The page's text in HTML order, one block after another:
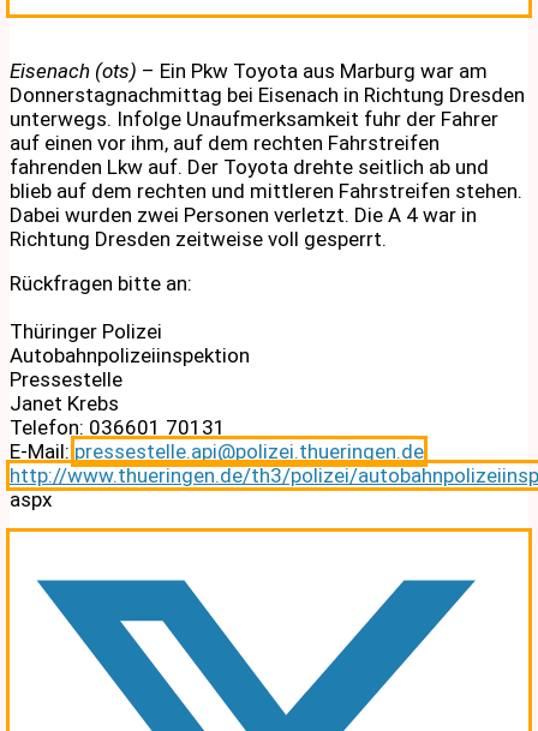
Eisenach (ots) – Ein Pkw Toyota aus Marburg war am
Donnerstagnachmittag bei Eisenach in Richtung Dresden
unterwegs. Infolge Unaufmerksamkeit fuhr der Fahrer
auf einen vor ihm, auf dem rechten Fahrstreifen
fahrenden Lkw auf. Der Toyota drehte seitlich ab und
blieb auf dem rechten und mittleren Fahrstreifen stehen.
Dabei wurden zwei Personen verletzt. Die A 4 war in
Richtung Dresden zeitweise voll gesperrt.
Rückfragen bitte an:
Thüringer Polizei
Autobahnpolizeiinspektion
Pressestelle
Janet Krebs
Telefon: 036601 70131
E-Mail: pressestelle.api@polizei.thueringen.de
http://www.thueringen.de/th3/polizei/
aspx